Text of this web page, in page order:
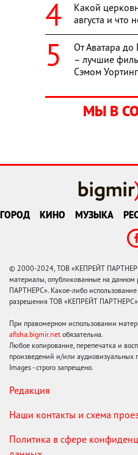
Какой
августа и что
От Аватара
– лучшие
Сэмом
МЫ В
ГОРОД КИНО МУЗЫКА
© 2000-2024, ТОВ «КЕПРЕЙТ
материалы, опубликованные на
ПАРТНЕРС». Какое-либо
разрешения ТОВ «КЕПРЕЙТ ПАРТНЕРС»
При правомерном использовании
afisha.bigmir.net обязательна.
Любое копирование, перепечатка и
произведений и/или аудиовизуальных
Images - строго запрещено.
Редакция
Наши контакты и схема
Политика в сфере